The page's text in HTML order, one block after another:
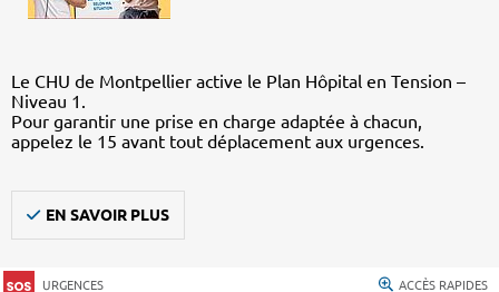
Le CHU de Montpellier active le Plan Hôpital en Tension –
Niveau 1.
Pour garantir une prise en charge adaptée à chacun,
appelez le 15 avant tout déplacement aux urgences.
EN SAVOIR PLUS
URGENCES ACCÈS RAPIDES